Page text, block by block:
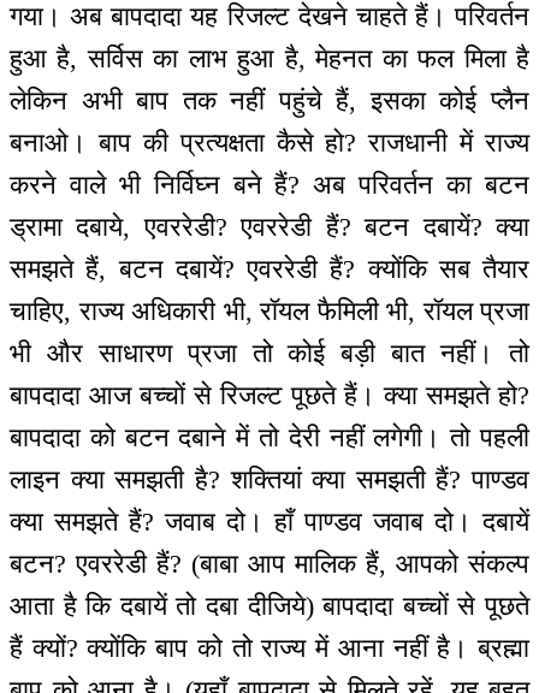
गया। अब बापदादा यह रिजल्ट देखने चाहते हैं। परिवर्तन
हुआ है, सर्विस का लाभ हुआ है, मेहनत का फल मिला है
लेकिन अभी बाप तक नहीं पहुंचे हैं, इसका कोई प्लैन
बनाओ। बाप की प्रत्यक्षता कैसे हो? राजधानी में राज्य
करने वाले भी निर्विघ्न बने हैं? अब परिवर्तन का बटन
ड्रामा दबाये, एवररेडी? एवररेडी हैं? बटन दबायें? क्या
समझते हैं, बटन दबायें? एवररेडी हैं? क्योंकि सब तैयार
चाहिए, राज्य अधिकारी भी, रॉयल फैमिली भी, रॉयल प्रजा
भी और साधारण प्रजा तो कोई बड़ी बात नहीं। तो
बापदादा आज बच्चों से रिजल्ट पूछते हैं। क्या समझते हो?
बापदादा को बटन दबाने में तो देरी नहीं लगेगी। तो पहली
लाइन क्या समझती है? शक्तियां क्या समझती हैं? पाण्डव
क्या समझते हैं? जवाब दो। हाँ पाण्डव जवाब दो। दबायें
बटन? एवररेडी हैं? (बाबा आप मालिक हैं, आपको संकल्प
आता है कि दबायें तो दबा दीजिये) बापदादा बच्चों से पूछते
हैं क्यों? क्योंकि बाप को तो राज्य में आना नहीं है। ब्रह्मा